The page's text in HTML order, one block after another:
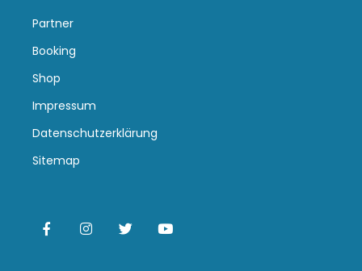
Partner
Booking
Shop
Impressum
Datenschutzerklärung
Sitemap